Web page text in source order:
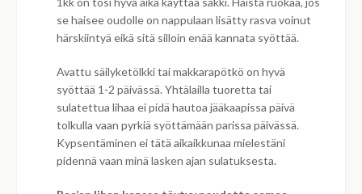
se haisee oudolle on nappulaan lisätty rasva voinut
härskiintyä eikä sitä silloin enää kannata syöttää.
Avattu säilyketölkki tai makkarapötkö on hyvä
syöttää 1-2 päivässä. Yhtälailla tuoretta tai
sulatettua lihaa ei pidä hautoa jääkaapissa päivä
tolkulla vaan pyrkiä syöttämään parissa päivässä.
Kypsentäminen ei tätä aikaikkunaa mielestäni
pidennä vaan minä lasken ajan sulatuksesta.